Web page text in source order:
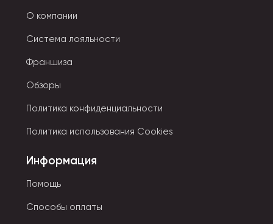
О компании
Система лояльности
Франшиза
Обзоры
Политика конфиденциальности
Политика использования Cookies
Информация
Помощь
Способы оплаты